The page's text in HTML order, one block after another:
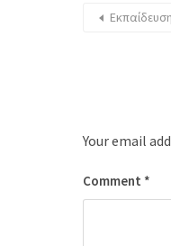
Your email
Comment *